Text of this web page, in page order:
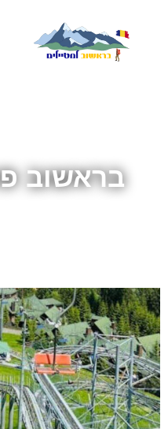
בראשוב